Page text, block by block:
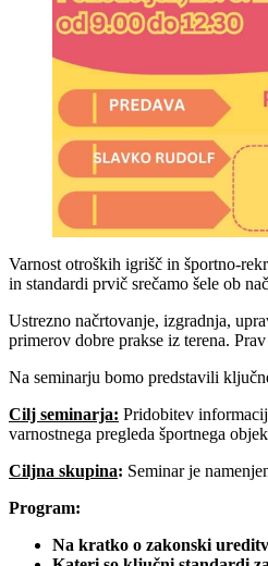
Varnost otroških igrišč in športno-
in standardi prvič srečamo šele ob
Ustrezno načrtovanje, izgradnja,
primerov dobre prakse iz terena.
Na seminarju bomo predstavili
Cilj seminarja: Pridobitev
varnostnega pregleda športnega
Ciljna skupina: Seminar je
Program:
Na kratko o zakonski